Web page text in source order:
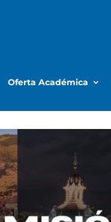
Oferta Académica